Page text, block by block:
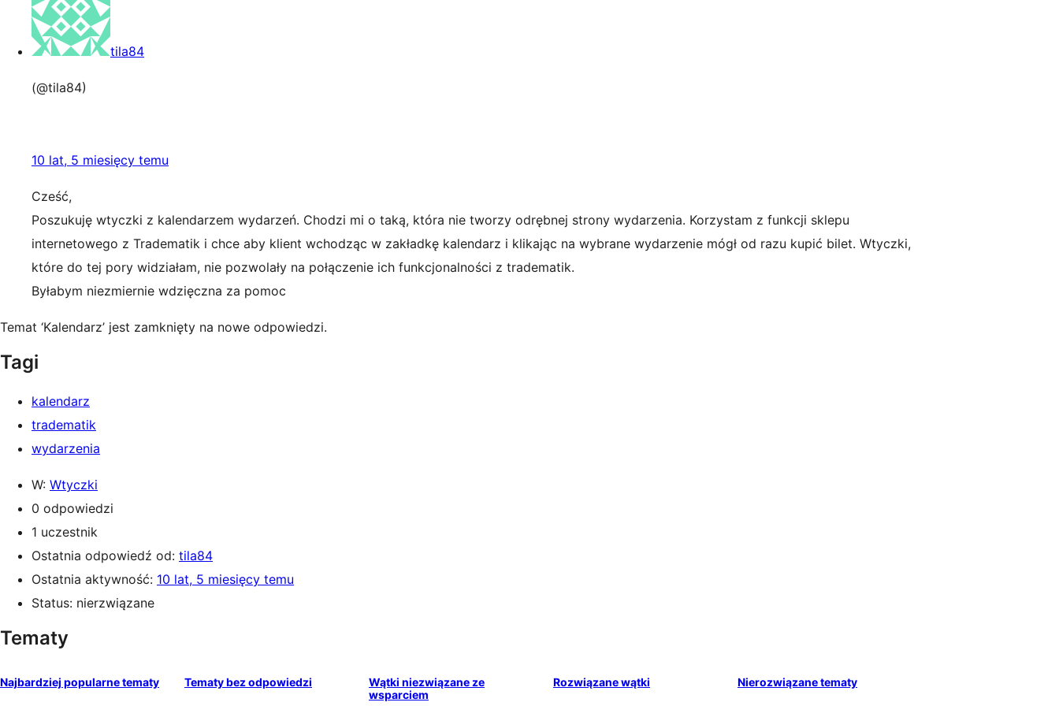
tila84
(@tila84)
10 lat, 5 miesięcy temu
Cześć,
Poszukuję wtyczki z kalendarzem wydarzeń. Chodzi mi o taką, która nie tworzy odrębnej strony wydarzenia. Korzystam z funkcji sklepu
internetowego z Tradematik i chce aby klient wchodząc w zakładkę kalendarz i klikając na wybrane wydarzenie mógł od razu kupić bilet. Wtyczki,
które do tej pory widziałam, nie pozwolały na połączenie ich funkcjonalności z tradematik.
Byłabym niezmiernie wdzięczna za pomoc
Temat ‘Kalendarz’ jest zamknięty na nowe odpowiedzi.
Tagi
kalendarz
tradematik
wydarzenia
W: Wtyczki
0 odpowiedzi
1 uczestnik
Ostatnia odpowiedź od: tila84
Ostatnia aktywność: 10 lat, 5 miesięcy temu
Status: nierzwiązane
Tematy
Najbardziej popularne tematy Tematy bez odpowiedzi
Wątki niezwiązane ze
wsparciem
Rozwiązane wątki Nierozwiązane tematy